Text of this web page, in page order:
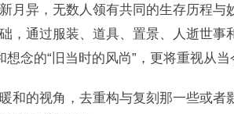
月异，无数人领有共同的生存历程与
，通过服装、道具、置景、人逝世事
想念的“旧当时的风尚”，更将重视从当
和的视角，去重构与复刻那一些或者